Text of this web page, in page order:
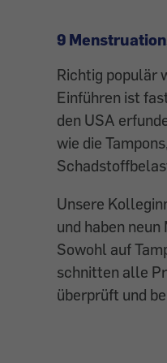
9
Richtig populär
Einführen ist
den USA
wie die
Unsere
und haben
Sowohl auf
schnitten alle
überprüft und